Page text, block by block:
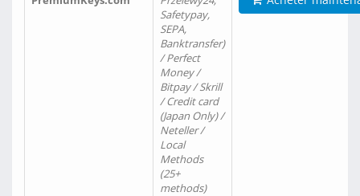
Safetypay,
SEPA,
Banktransfer)
/ Perfect
Money /
Bitpay / Skrill
/ Credit card
(Japan Only) /
Neteller /
Local
Methods
(25+
methods)